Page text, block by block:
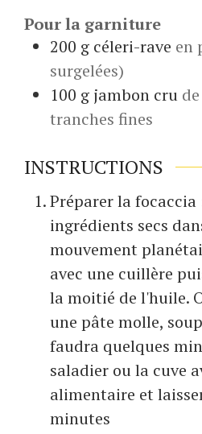
Pour la garniture
200 g céleri-rave en
surgelées)
100 g jambon cru
tranches fines
INSTRUCTIONS
Préparer la focaccia
ingrédients secs
mouvement
avec une cuillère
la moitié de l'huile.
une pâte molle,
faudra quelques
saladier ou la cuve
alimentaire et
minutes